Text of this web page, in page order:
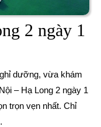
2 ngày 1
– Hạ Long 2 ngày 1
trọn vẹn nhất. Chỉ